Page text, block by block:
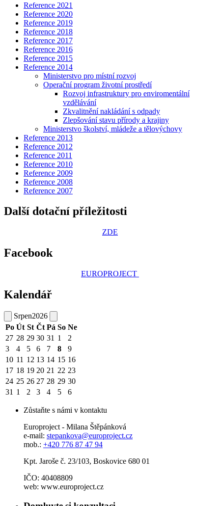
Reference 2021
Reference 2020
Reference 2019
Reference 2018
Reference 2017
Reference 2016
Reference 2015
Reference 2014
Ministerstvo pro místní rozvoj
Operační program životní prostředí
Rozvoj infrastruktury pro enviromentální
vzdělávání
Zkvalitnění nakládání s odpady
Zlepšování stavu přírody a krajiny
Ministerstvo školství, mládeže a tělovýchovy
Reference 2013
Reference 2012
Reference 2011
Reference 2010
Reference 2009
Reference 2008
Reference 2007
Další dotační příležitosti
ZDE
Facebook
EUROPROJECT
Kalendář
Srpen2026
Po Út St Čt Pá So Ne
27 28 29 30 31 1
2
3
4 5 6 7 8
9
10 11 12 13 14 15 16
17 18 19 20 21 22 23
24 25 26 27 28 29 30
31 1 2 3 4 5 6
Zůstaňte s námi v kontaktu
Europroject - Milana Štěpánková
e-mail: stepankova@europroject.cz
mob.: +420 776 87 47 94
Kpt. Jaroše č. 23/103, Boskovice 680 01
IČO: 40408809
web: www.europroject.cz